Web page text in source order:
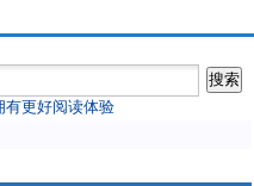
有更好阅读体验